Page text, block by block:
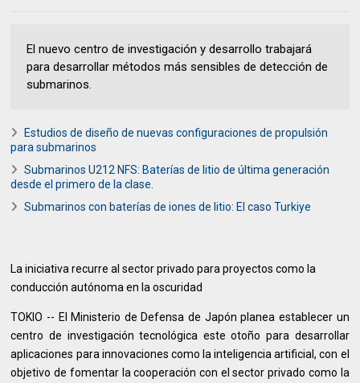
El nuevo centro de investigación y desarrollo trabajará
para desarrollar métodos más sensibles de detección de
submarinos.
Estudios de diseño de nuevas configuraciones de propulsión
para submarinos
Submarinos U212 NFS: Baterías de litio de última generación
desde el primero de la clase.
Submarinos con baterías de iones de litio: El caso Turkiye
La iniciativa recurre al sector privado para proyectos como la
conducción autónoma en la oscuridad
TOKIO -- El Ministerio de Defensa de Japón planea establecer un
centro de investigación tecnológica este otoño para desarrollar
aplicaciones para innovaciones como la inteligencia artificial, con el
objetivo de fomentar la cooperación con el sector privado como la